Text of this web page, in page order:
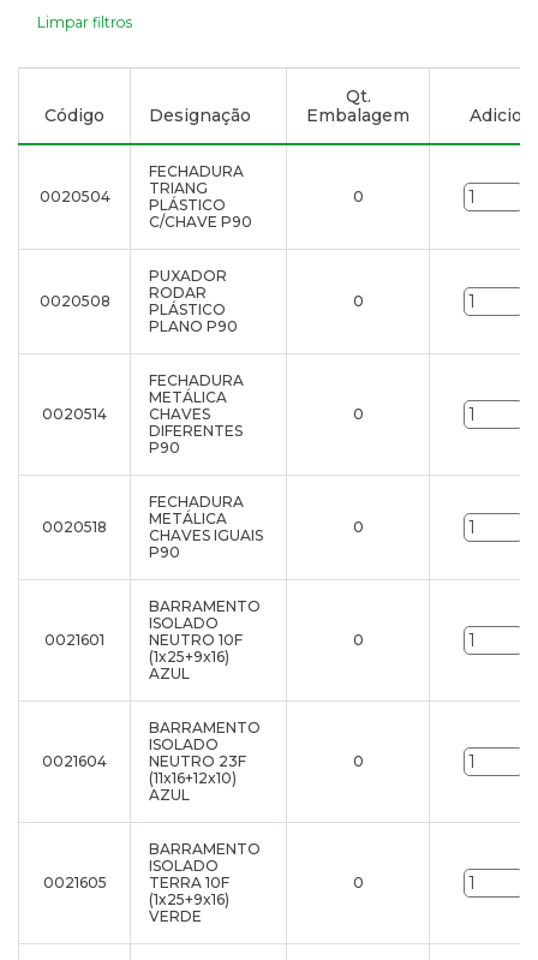
Limpar filtros
Código Designação
Qt.
Embalagem
0020504
FECHADURA
TRIANG
PLÁSTICO
C/CHAVE P90
0
0020508
PUXADOR
RODAR
PLÁSTICO
PLANO P90
0
0020514
FECHADURA
METÁLICA
CHAVES
DIFERENTES
P90
0
0020518
FECHADURA
METÁLICA
CHAVES IGUAIS
P90
0
0021601
BARRAMENTO
ISOLADO
NEUTRO 10F
(1x25+9x16)
AZUL
0
0021604
BARRAMENTO
ISOLADO
NEUTRO 23F
(11x16+12x10)
AZUL
0
0021605
BARRAMENTO
ISOLADO
TERRA 10F
(1x25+9x16)
VERDE
0